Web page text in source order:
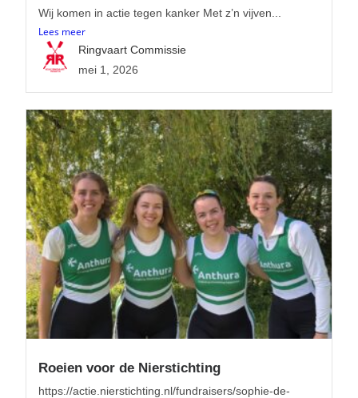
Wij komen in actie tegen kanker Met z’n vijven...
Lees meer
Ringvaart Commissie
mei 1, 2026
Roeien voor de Nierstichting
https://actie.nierstichting.nl/fundraisers/sophie-de-